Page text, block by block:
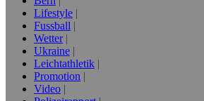
Lifestyle
Fussball
Wetter
Ukraine
Leichtathletik
Promotion
Video